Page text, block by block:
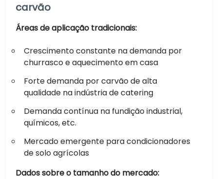
carvão
Áreas de aplicação tradicionais:
Crescimento constante na demanda por
churrasco e aquecimento em casa
Forte demanda por carvão de alta
qualidade na indústria de catering
Demanda contínua na fundição industrial,
químicos, etc.
Mercado emergente para condicionadores
de solo agrícolas
Dados sobre o tamanho do mercado: